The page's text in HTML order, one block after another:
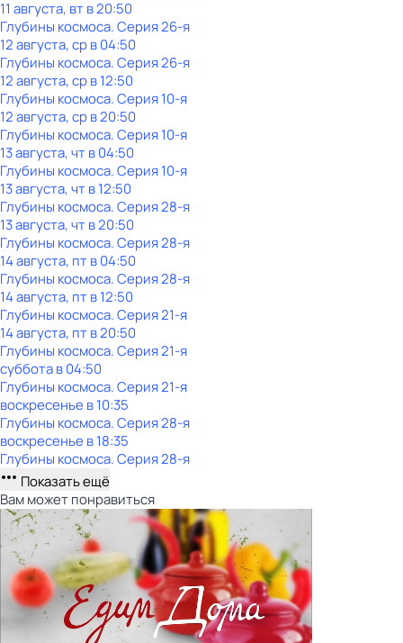
11 августа, вт в 20:50
Глубины космоса. Серия 26-я
12 августа, ср в 04:50
Глубины космоса. Серия 26-я
12 августа, ср в 12:50
Глубины космоса. Серия 10-я
12 августа, ср в 20:50
Глубины космоса. Серия 10-я
13 августа, чт в 04:50
Глубины космоса. Серия 10-я
13 августа, чт в 12:50
Глубины космоса. Серия 28-я
13 августа, чт в 20:50
Глубины космоса. Серия 28-я
14 августа, пт в 04:50
Глубины космоса. Серия 28-я
14 августа, пт в 12:50
Глубины космоса. Серия 21-я
14 августа, пт в 20:50
Глубины космоса. Серия 21-я
субботав04:50
Глубины космоса. Серия 21-я
воскресенье в10:35
Глубины космоса. Серия 28-я
воскресенье в18:35
Глубины космоса. Серия 28-я
Показать ещё
Вам может понравиться